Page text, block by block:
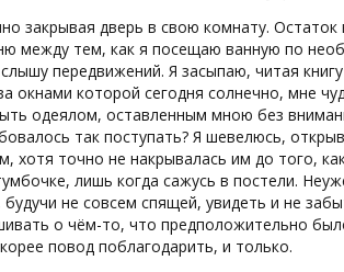
закрывая дверь в свою комнату.
между тем, как я посещаю ванную по
передвижений. Я засыпаю, читая
окнами которой сегодня солнечно, мне
одеялом, оставленным мною без
так поступать? Я шевелюсь,
хотя точно не накрывалась им до того,
лишь когда сажусь в постели.
не совсем спящей, увидеть и не
о чём-то, что предположительно
повод поблагодарить, и только.